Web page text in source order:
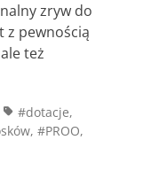
zryw do
z pewnością
też
Tags#dotacje,
, #PROO,